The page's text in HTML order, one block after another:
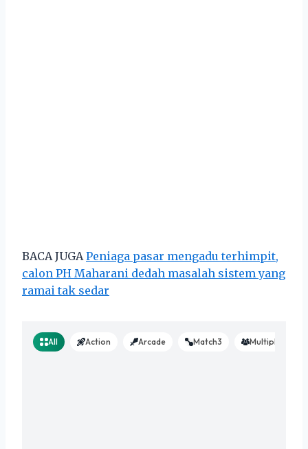
BACA JUGA Peniaga pasar mengadu terhimpit,
calon PH Maharani dedah masalah sistem yang
ramai tak sedar